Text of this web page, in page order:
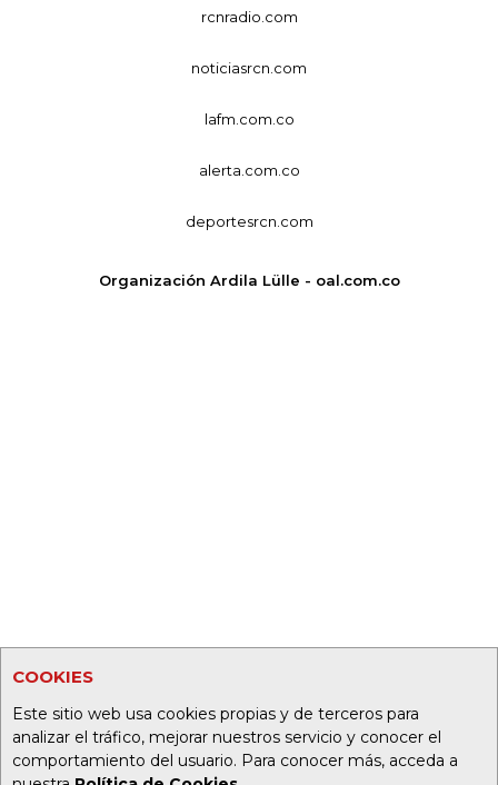
COOKIES
Este sitio web usa cookies propias y de terceros para
analizar el tráfico, mejorar nuestros servicio y conocer el
comportamiento del usuario. Para conocer más, acceda a
rcnradio.com
noticiasrcn.com
lafm.com.co
alerta.com.co
deportesrcn.com
Organización Ardila Lülle - oal.com.co